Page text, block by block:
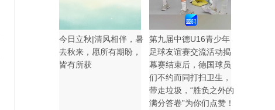
今日立秋|清风相伴，暑
去秋来，愿所有期盼，
皆有所获
第九届中德U16青少年
足球友谊赛交流活动揭
幕赛结束后，德国球员
们不约而同打扫卫生，
带走垃圾，“胜负之外的
满分答卷”为你们点赞！